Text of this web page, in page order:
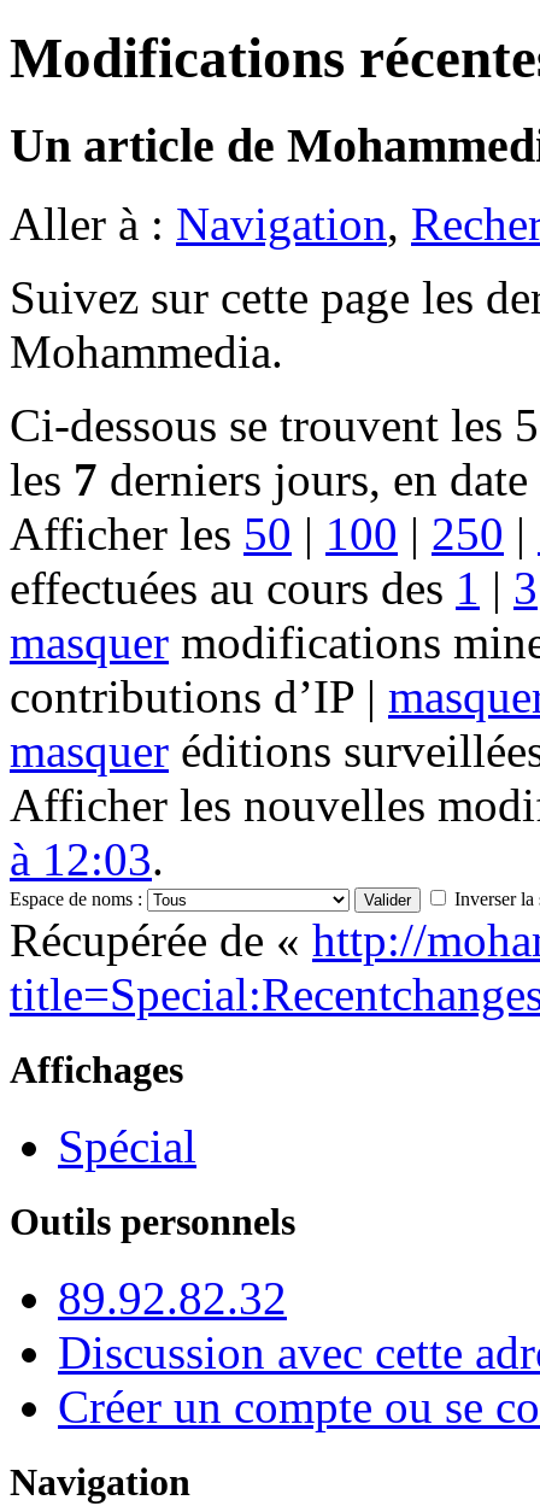
Modifications
Un article de
Aller à : Navigation,
Suivez sur cette page les
Mohammedia.
Ci-dessous se trouvent les
les 7 derniers jours, en
Afficher les 50 | 100 | 250 |
effectuées au cours des 1 | 3
masquer modifications
contributions d’IP |
masquer éditions
Afficher les nouvelles
à 12:03.
Espace de noms : Inverser la
Récupérée de « http://
Affichages
Spécial
Outils personnels
89.92.82.32
Discussion avec cette
Créer un compte ou se
Navigation